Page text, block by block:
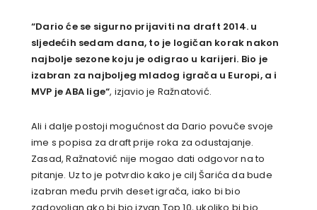
“Dario će se sigurno prijaviti na draft 2014. u
sljedećih sedam dana, to je logičan korak nakon
najbolje sezone koju je odigrao u karijeri. Bio je
izabran za najboljeg mladog igrača u Europi, a i
MVP je ABA lige“, izjavio je Ražnatović.
Ali i dalje postoji mogućnost da Dario povuče svoje
ime s popisa za draft prije roka za odustajanje.
Zasad, Ražnatović nije mogao dati odgovor na to
pitanje. Uz to je potvrdio kako je cilj Šarića da bude
izabran među prvih deset igrača, iako bi bio